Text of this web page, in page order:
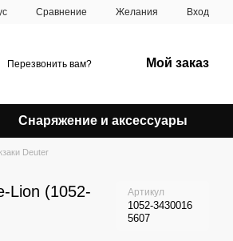
Сравнение Желания Вход
Перезвонить вам? Мой заказ
Снаряжение и аксессуары
Deuter
Lion (1052-
Артикул
1052-3430016
5607